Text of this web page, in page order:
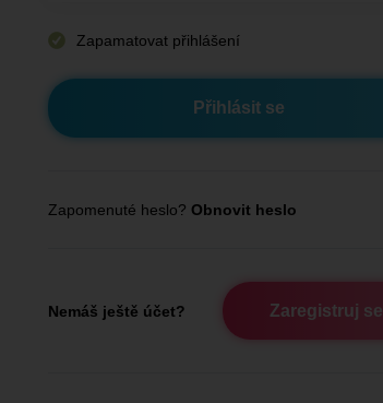
Zapamatovat přihlášení
Zapomenuté heslo? Obnovit heslo
Nemáš ještě účet? Zaregistruj se